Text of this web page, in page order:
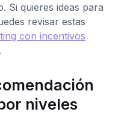
Si quieres ideas para
revisar estas
con incentivos
niveles